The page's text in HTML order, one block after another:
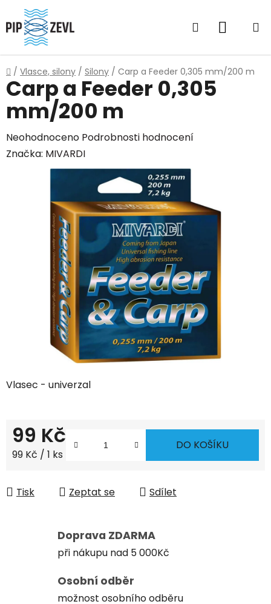
Přejít
na
obsah
Hledat
Domů
/ Vlasce, silony / Silony / Carp a Feeder 0,305 mm/200 m
Vlasec - univerzal
99 Kč
Měrná cena:
99 Kč / 1 ks
DO KOŠÍKU
Tisk Zeptat se Sdílet
Carp a Feeder 0,305
mm/200 m
Průměrné
hodnocení
hvězdiček.
Neohodnoceno Podrobnosti hodnocení
Značka: MIVARDI
Doprava ZDARMA
při nákupu nad 5 000Kč
Osobní odběr
možnost osobního odběru